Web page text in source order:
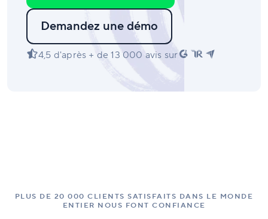
Demandez une démo
4,5 d'après + de 13 000 avis sur
PLUS DE 20 000 CLIENTS SATISFAITS DANS LE MONDE
ENTIER NOUS FONT CONFIANCE